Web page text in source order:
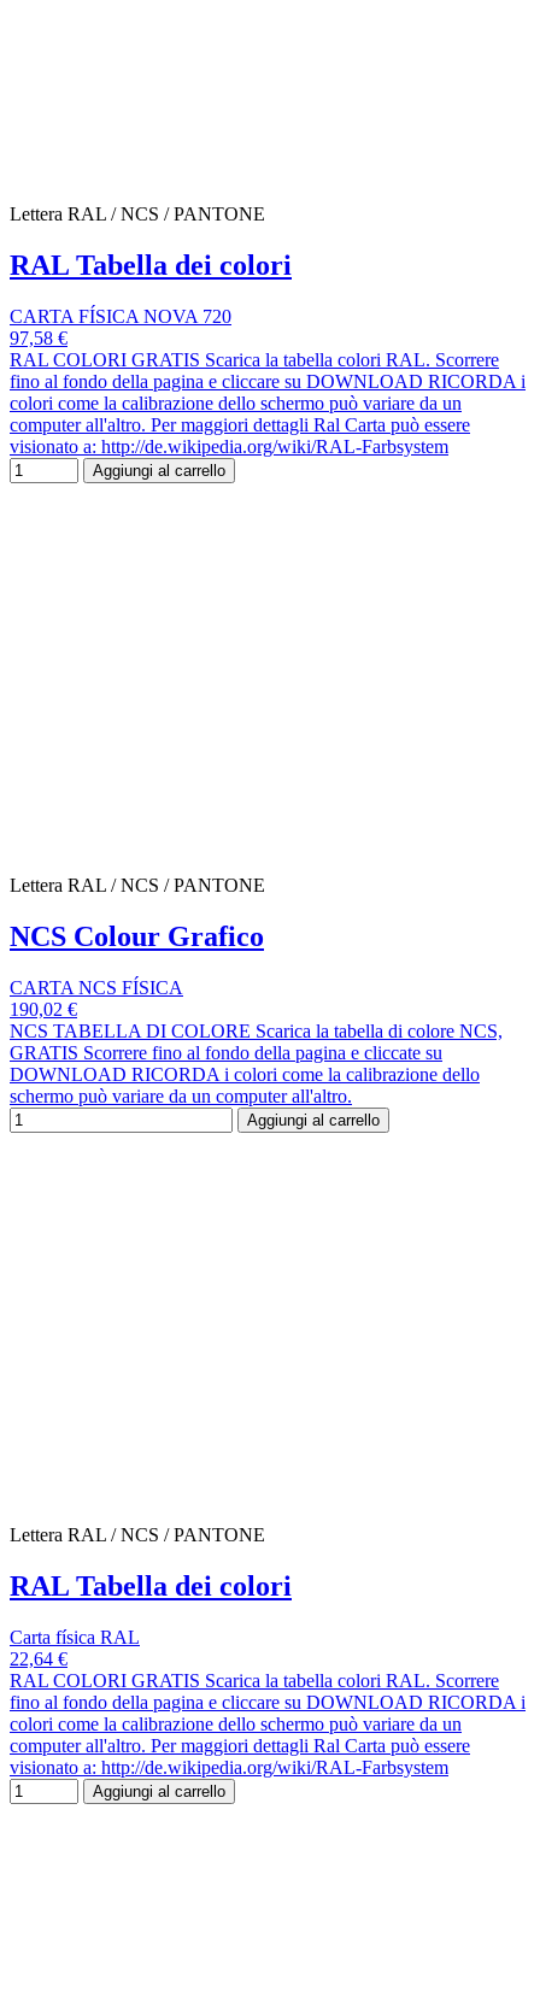
Lettera RAL / NCS / PANTONE
RAL Tabella dei colori
CARTA FÍSICA NOVA 720
97,58 €
RAL COLORI GRATIS Scarica la tabella colori RAL. Scorrere
fino al fondo della pagina e cliccare su DOWNLOAD RICORDA i
colori come la calibrazione dello schermo può variare da un
computer all'altro. Per maggiori dettagli Ral Carta può essere
visionato a: http://de.wikipedia.org/wiki/RAL-Farbsystem
Aggiungi al carrello
Lettera RAL / NCS / PANTONE
NCS Colour Grafico
CARTA NCS FÍSICA
190,02 €
NCS TABELLA DI COLORE Scarica la tabella di colore NCS,
GRATIS Scorrere fino al fondo della pagina e cliccate su
DOWNLOAD RICORDA i colori come la calibrazione dello
schermo può variare da un computer all'altro.
Aggiungi al carrello
Lettera RAL / NCS / PANTONE
RAL Tabella dei colori
Carta física RAL
22,64 €
RAL COLORI GRATIS Scarica la tabella colori RAL. Scorrere
fino al fondo della pagina e cliccare su DOWNLOAD RICORDA i
colori come la calibrazione dello schermo può variare da un
computer all'altro. Per maggiori dettagli Ral Carta può essere
visionato a: http://de.wikipedia.org/wiki/RAL-Farbsystem
Aggiungi al carrello